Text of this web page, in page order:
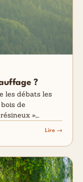
?
les débats les
de
»,…
Lire →